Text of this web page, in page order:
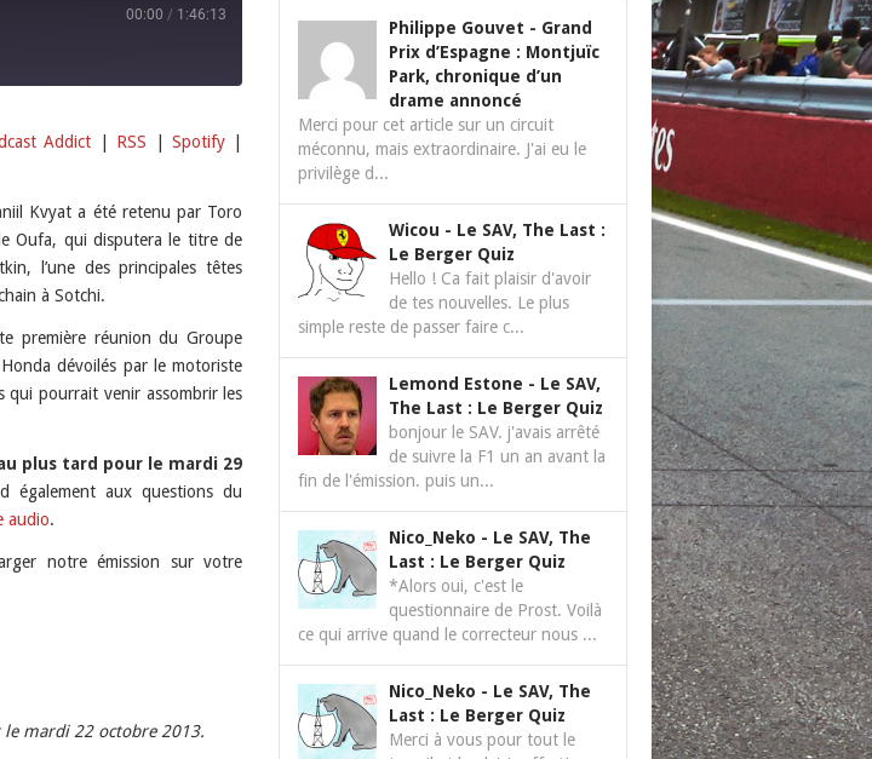
00:00 / 1:46:13
Google Podcasts
Addict RSS Spotify
Kvyat a été retenu par Toro
Oufa, qui disputera le titre de
l’une des principales têtes
à Sotchi.
première réunion du Groupe
dévoilés par le motoriste
qui pourrait venir assombrir les
plus tard pour le mardi 29
également aux questions du
audio.
notre émission sur votre
le mardi 22 octobre 2013.
Philippe Gouvet - Grand
Prix d’Espagne : Montjuïc
Park, chronique d’un
drame annoncé
Merci pour cet article sur un circuit
méconnu, mais extraordinaire. J'ai eu le
privilège d...
Wicou - Le SAV, The Last :
Le Berger Quiz
Hello ! Ca fait plaisir d'avoir
de tes nouvelles. Le plus
simple reste de passer faire c...
Lemond Estone - Le SAV,
The Last : Le Berger Quiz
bonjour le SAV. j'avais arrêté
de suivre la F1 un an avant la
fin de l'émission. puis un...
Nico_Neko - Le SAV, The
Last : Le Berger Quiz
*Alors oui, c'est le
questionnaire de Prost. Voilà
ce qui arrive quand le correcteur nous ...
Nico_Neko - Le SAV, The
Last : Le Berger Quiz
Merci à vous pour tout le